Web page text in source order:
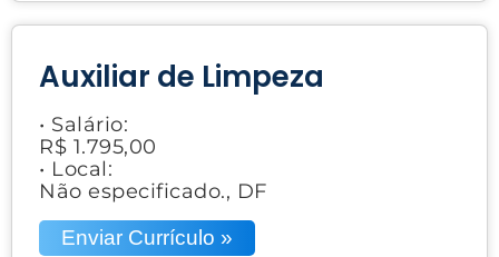
Auxiliar de Limpeza
• Salário:
R$ 1.795,00
• Local:
Não especificado., DF
Enviar Currículo »